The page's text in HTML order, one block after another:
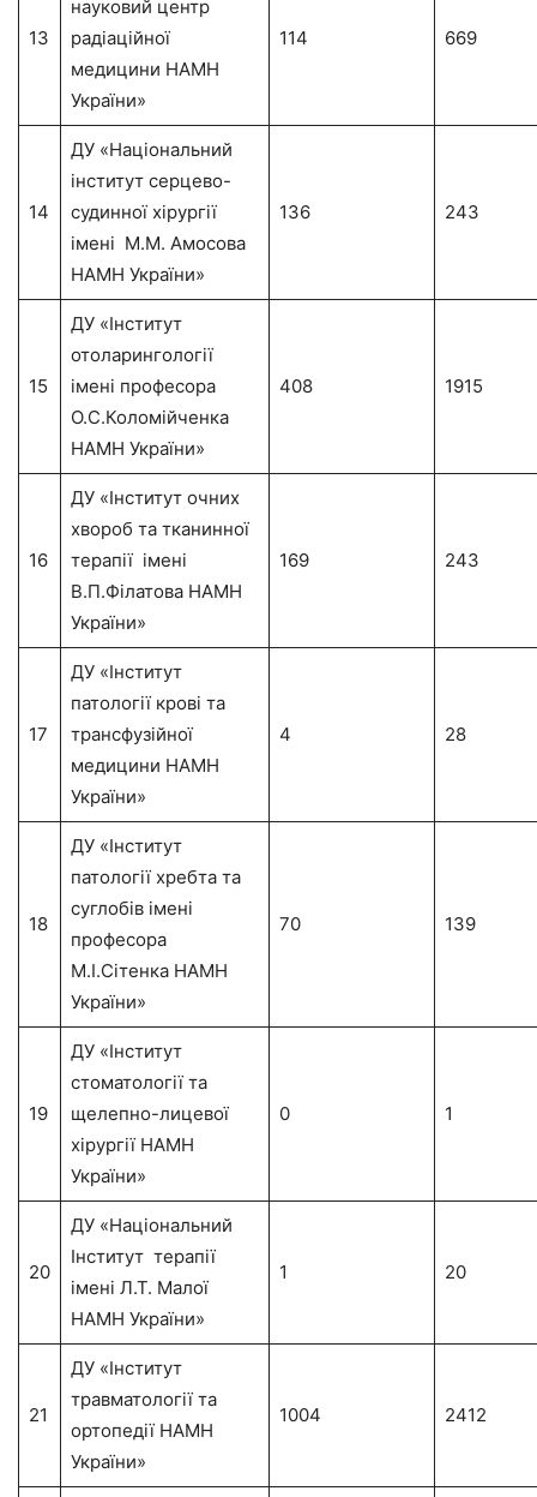
13
науковий центр
радіаційної
медицини НАМН
України»
114 669
14
ДУ «Національний
інститут серцево-
судинної хірургії
імені М.М. Амосова
НАМН України»
136 243
15
ДУ «Інститут
отоларингології
імені професора
О.С.Коломійченка
НАМН України»
408 1915
16
ДУ «Інститут очних
хвороб та тканинної
терапії імені
В.П.Філатова НАМН
України»
169 243
17
ДУ «Інститут
патології крові та
трансфузійної
медицини НАМН
України»
4 28
18
ДУ «Інститут
патології хребта та
суглобів імені
професора
М.І.Сітенка НАМН
України»
70 139
19
ДУ «Інститут
стоматології та
щелепно-лицевої
хірургії НАМН
України»
0 1
20
ДУ «Національний
Інститут терапії
імені Л.Т. Малої
НАМН України»
1 20
21
ДУ «Інститут
травматології та
ортопедії НАМН
України»
1004 2412